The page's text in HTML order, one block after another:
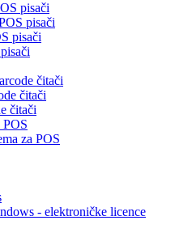
pisači
pisači
pisači
čitači
čitači
čitači
POS
za POS
- elektroničke licence